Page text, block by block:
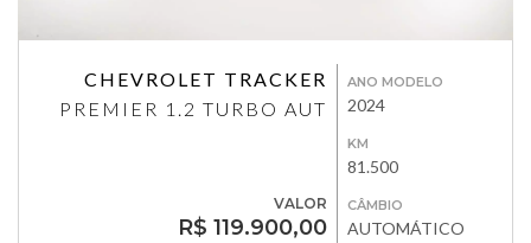
CHEVROLET TRACKER
PREMIER 1.2 TURBO AUT
VALOR
R$ 119.900,00
ANO MODELO
2024
KM
81.500
CÂMBIO
AUTOMÁTICO